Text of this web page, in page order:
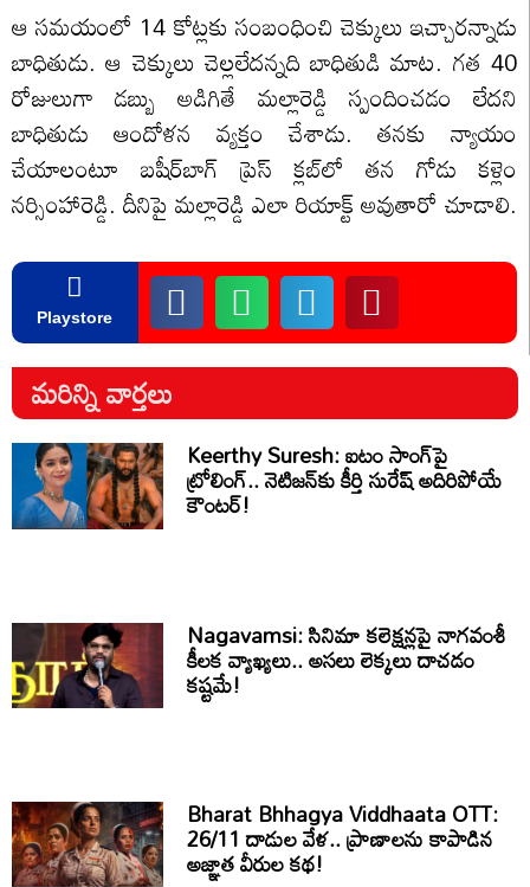
ఆ సమయంలో 14 కోట్లకు సంబంధించి చెక్కులు ఇచ్చారన్నాడు
బాధితుడు. ఆ చెక్కులు చెల్లలేదన్నది బాధితుడి మాట. గత 40
రోజులుగా డబ్బు అడిగితే మల్లారెడ్డి స్పందించడం లేదని
బాధితుడు ఆందోళన వ్యక్తం చేశాడు. తనకు న్యాయం
చేయాలంటూ బషీర్‌బాగ్ ప్రెస్ క్లబ్‌లో తన గోడు కళ్లెం
నర్సింహా‌రెడ్డి. దీనిపై మల్లారెడ్డి ఎలా రియాక్ట్ అవుతారో చూడాలి.
Playstore
మరిన్ని వార్తలు
Keerthy Suresh: ఐటం సాంగ్‌పై
ట్రోలింగ్.. నెటిజన్‌కు కీర్తి సురేష్ అదిరిపోయే
కౌంటర్!
Nagavamsi: సినిమా కలెక్షన్లపై నాగవంశీ
కీలక వ్యాఖ్యలు.. అసలు లెక్కలు దాచడం
కష్టమే!
Bharat Bhhagya Viddhaata OTT:
26/11 దాడుల వేళ.. ప్రాణాలను కాపాడిన
అజ్ఞాత వీరుల కథ!